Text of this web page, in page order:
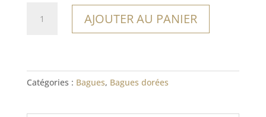
AJOUTER AU PANIER
Catégories : Bagues, Bagues dorées